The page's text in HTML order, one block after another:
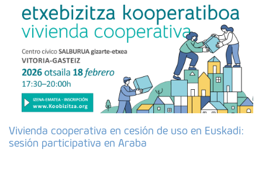
Vivienda cooperativa en cesión de uso en Euskadi:
sesión participativa en Araba